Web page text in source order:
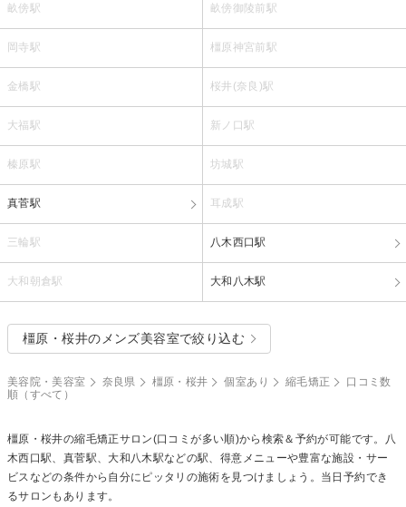
畝傍駅 畝傍御陵前駅
岡寺駅 橿原神宮前駅
金橋駅 桜井(奈良)駅
大福駅 新ノ口駅
榛原駅 坊城駅
真菅駅 耳成駅
三輪駅 八木西口駅
大和朝倉駅 大和八木駅
橿原・桜井のメンズ美容室で絞り込む
美容院・美容室 奈良県 橿原・桜井 個室あり 縮毛矯正
口コミ数
順（すべて）
橿原・桜井の縮毛矯正サロン(口コミが多い順)から検索＆予約が可能です。八
木西口駅、真菅駅、大和八木駅などの駅、得意メニューや豊富な施設・サー
ビスなどの条件から自分にピッタリの施術を見つけましょう。当日予約でき
るサロンもあります。